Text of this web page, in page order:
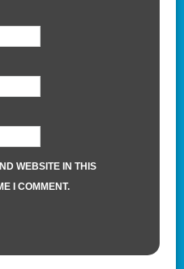
WEBSITE IN THIS
I COMMENT.